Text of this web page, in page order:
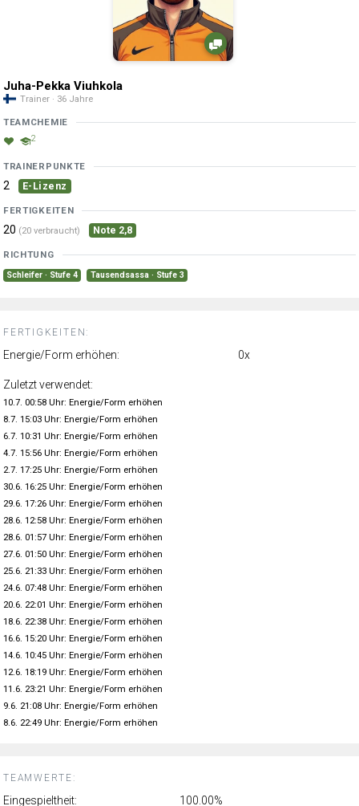
TEAMWERTE:
Eingespieltheit: 100.00%
Juha-Pekka Viuhkola
Trainer · 36 Jahre
TEAMCHEMIE
2
TRAINERPUNKTE
2 E-Lizenz
FERTIGKEITEN
20 (20 verbraucht) Note 2,8
RICHTUNG
Schleifer · Stufe 4 Tausendsassa · Stufe 3
FERTIGKEITEN:
Energie/Form erhöhen: 0x
Zuletzt verwendet:
10.7. 00:58 Uhr: Energie/Form erhöhen
8.7. 15:03 Uhr: Energie/Form erhöhen
6.7. 10:31 Uhr: Energie/Form erhöhen
4.7. 15:56 Uhr: Energie/Form erhöhen
2.7. 17:25 Uhr: Energie/Form erhöhen
30.6. 16:25 Uhr: Energie/Form erhöhen
29.6. 17:26 Uhr: Energie/Form erhöhen
28.6. 12:58 Uhr: Energie/Form erhöhen
28.6. 01:57 Uhr: Energie/Form erhöhen
27.6. 01:50 Uhr: Energie/Form erhöhen
25.6. 21:33 Uhr: Energie/Form erhöhen
24.6. 07:48 Uhr: Energie/Form erhöhen
20.6. 22:01 Uhr: Energie/Form erhöhen
18.6. 22:38 Uhr: Energie/Form erhöhen
16.6. 15:20 Uhr: Energie/Form erhöhen
14.6. 10:45 Uhr: Energie/Form erhöhen
12.6. 18:19 Uhr: Energie/Form erhöhen
11.6. 23:21 Uhr: Energie/Form erhöhen
9.6. 21:08 Uhr: Energie/Form erhöhen
8.6. 22:49 Uhr: Energie/Form erhöhen